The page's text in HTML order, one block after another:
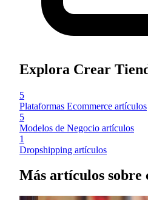
Explora Crear
5
Plataformas Ecommerce artículos
5
Modelos de Negocio artículos
1
Dropshipping artículos
Más artículos